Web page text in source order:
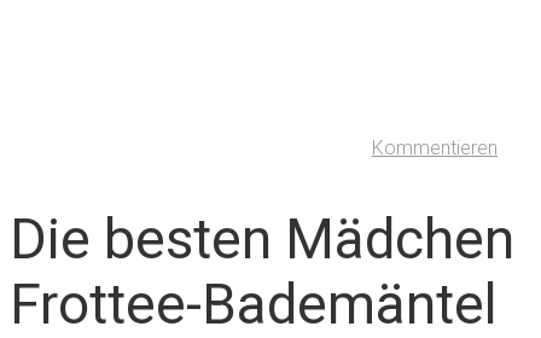
Kommentieren
Die besten Mädchen
Frottee-Bademäntel